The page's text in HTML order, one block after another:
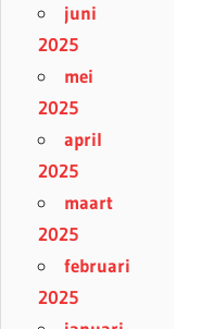
juni
2025
mei
2025
april
2025
maart
2025
februari
2025